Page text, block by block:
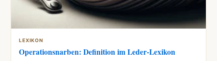
LEXIKON
Operationsnarben: Definition im Leder-Lexikon